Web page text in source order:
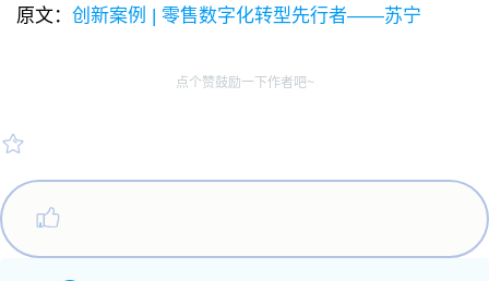
原文： 创新案例 | 零售数字化转型先行者——苏宁
点个赞鼓励一下作者吧~